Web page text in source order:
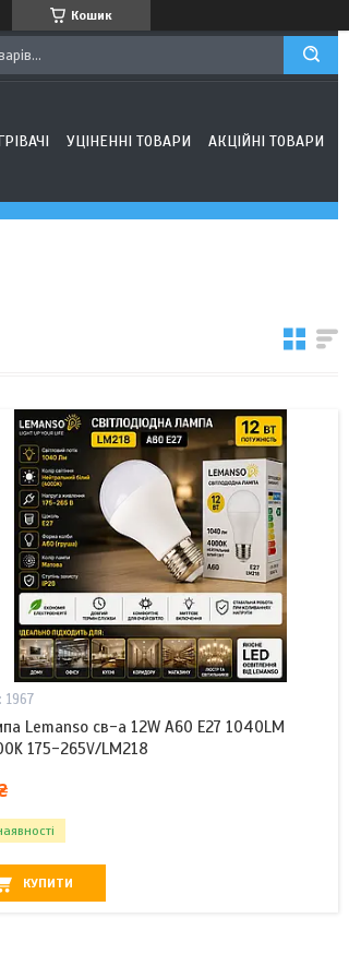
Кошик
УЦІНЕННІ ТОВАРИ АКЦІЙНІ ТОВАРИ
1967
Lemanso св-а 12W A60 E27 1040LM
175-265V/LM218
КУПИТИ